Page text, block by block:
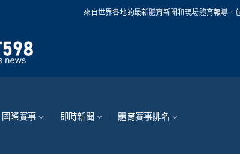
來自世界各地的最新體育新聞和現場體育報導，包括NBA、MLB
國際賽事 即時新聞 體育賽事排名